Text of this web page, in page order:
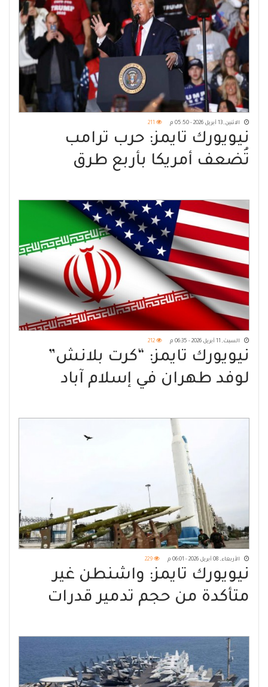
الاثنين, 13 أبريل 2026 - 05:50 م 211
نيويورك تايمز: حرب ترامب
تُضعف أمريكا بأربع طرق
السبت, 11 أبريل 2026 - 06:35 م 212
نيويورك تايمز: “كرت بلانش”
لوفد طهران في إسلام آباد
للمركز
الأربعاء, 08 أبريل 2026 - 06:01 م 229
نيويورك تايمز: واشنطن غير
متأكدة من حجم تدمير قدرات